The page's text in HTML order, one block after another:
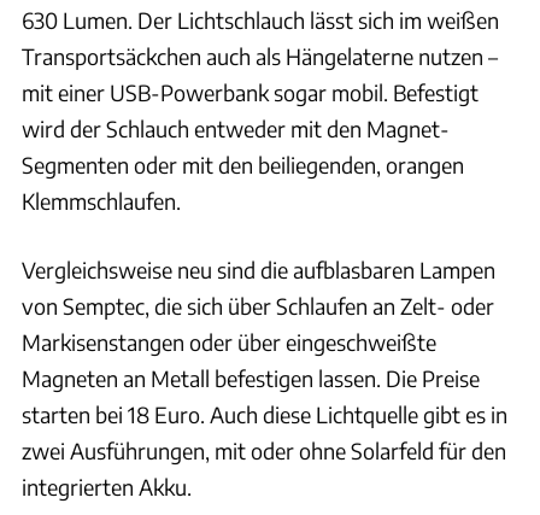
630 Lumen. Der Lichtschlauch lässt sich im weißen
Transportsäckchen auch als Hängelaterne nutzen –
mit einer USB-Powerbank sogar mobil. Befestigt
wird der Schlauch entweder mit den Magnet-
Segmenten oder mit den beiliegenden, orangen
Klemmschlaufen.
Vergleichsweise neu sind die aufblasbaren Lampen
von Semptec, die sich über Schlaufen an Zelt- oder
Markisenstangen oder über eingeschweißte
Magneten an Metall befestigen lassen. Die Preise
starten bei 18 Euro. Auch diese Lichtquelle gibt es in
zwei Ausführungen, mit oder ohne Solarfeld für den
integrierten Akku.